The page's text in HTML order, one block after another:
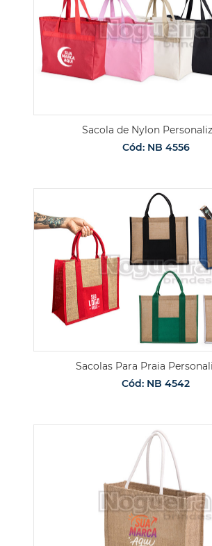
Sacola de Nylon
Cód: NB 4556
Sacolas Para Praia
Cód: NB 4542